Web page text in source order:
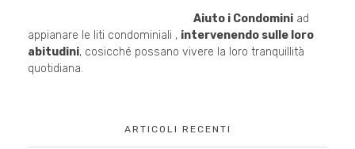
Aiuto i Condominiad
appianare le liti condominiali , intervenendo sulle loro
abitudini, cosicché possano vivere la loro tranquillità
quotidiana.
ARTICOLI RECENTI